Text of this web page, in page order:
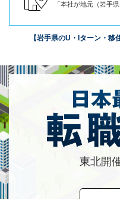
「本社が地元（岩手
【岩手県のU・Iターン・
東北開